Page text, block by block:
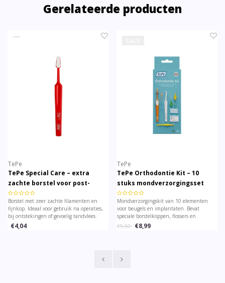
Gerelateerde producten
TePe
TePe Special Care – extra
zachte borstel voor post-
operatieve mondverzorging
Borstel met zeer zachte filamenten en
fijnkop. Ideaal voor gebruik na operaties,
bij ontstekingen of gevoelig tandvlees.
Zacht, effectief en veilig.
€4,04
TePe
TePe Orthodontie Kit – 10
stuks mondverzorgingsset
Mondverzorgingskit van 10 elementen
voor beugels en implantaten. Bevat
speciale borstelkoppen, flossers en
interdentale hulpmiddelen zodat je alle
moeilijk bereikbare zones optimaal reinigt.
€9,50 €8,99